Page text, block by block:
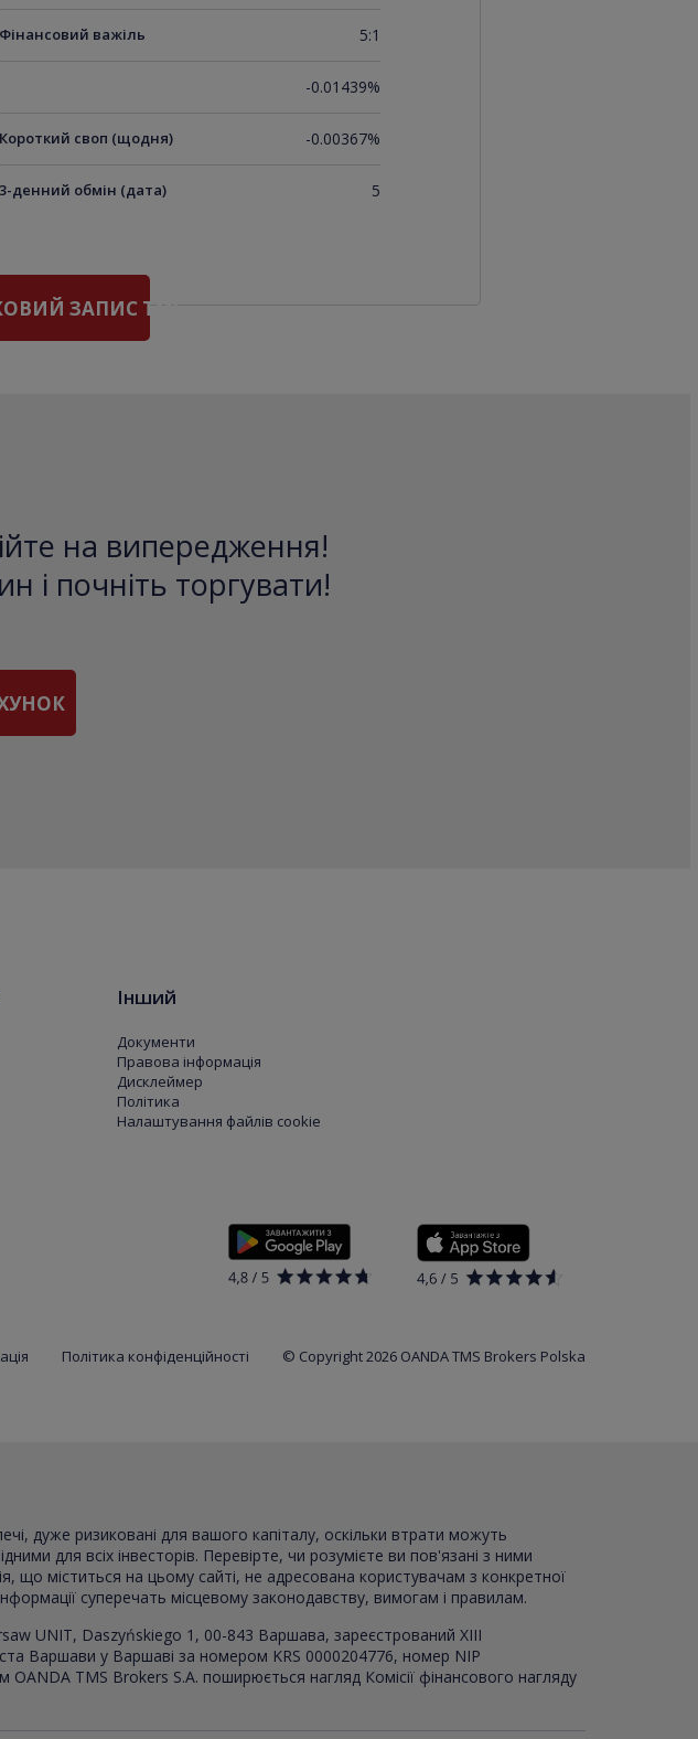
Фінансовий важіль 5:1
-0.01439%
Короткий своп (щодня) -0.00367%
3-денний обмін (дата) 5
ЗАПИС TMS
на випередження!
і почніть торгувати!
Інший
Документи
Правова інформація
Дисклеймер
Політика
Налаштування файлів cookie
Політика конфіденційності © Copyright 2026 OANDA TMS Brokers Polska
дуже ризиковані для вашого капіталу, оскільки втрати можуть
для всіх інвесторів. Перевірте, чи розумієте ви пов'язані з ними
що міститься на цьому сайті, не адресована користувачам з конкретної
суперечать місцевому законодавству, вимогам і правилам.
UNIT, Daszyńskiego 1, 00-843 Варшава, зареєстрований XIII
Варшави у Варшаві за номером KRS 0000204776, номер NIP
TMS Brokers S.A. поширюється нагляд Комісії фінансового нагляду